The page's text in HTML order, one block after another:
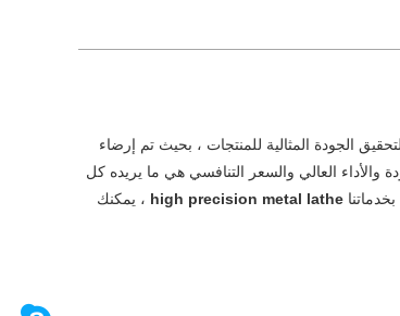
الجودة المثالية للمنتجات ، بحيث تم إرضاء
والأداء العالي والسعر التنافسي هي ما يريده كل
high precision metal lathe ، يمكنك